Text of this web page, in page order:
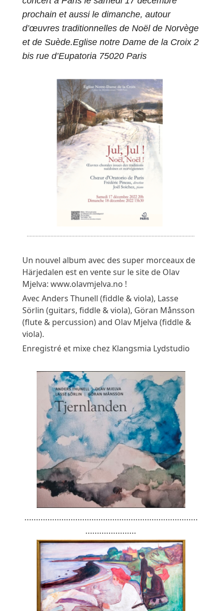
prochain et aussi le dimanche, autour
d’œuvres traditionnelles de Noël de Norvège
et de Suède.Eglisenotre Dame de la Croix 2
bis rue d’Eupatoria 75020 Paris
Un nouvel album avec des super morceaux de
Härjedalen est en vente sur le site de Olav
Mjelva: www.olavmjelva.no !
Avec Anders Thunell (fiddle & viola), Lasse
Sörlin (guitars, fiddle & viola), Göran Månsson
(flute & percussion) and Olav Mjelva (fiddle &
viola).
Enregistré et mixe chez Klangsmia Lydstudio
…………………………………………………………………
………………….